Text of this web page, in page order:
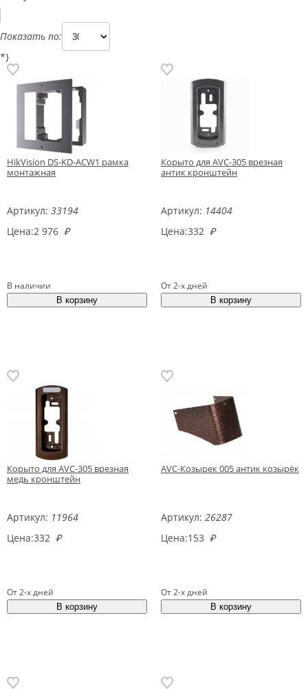
Показать по:
*}
HikVision DS-KD-ACW1 рамка
монтажная
Артикул: 33194
Цена:2 976 ₽
В наличии
Корыто для AVC-305 врезная
антик кронштейн
Артикул: 14404
Цена:332 ₽
От 2-х дней
Корыто для AVC-305 врезная
медь кронштейн
Артикул: 11964
Цена:332 ₽
От 2-х дней
AVC-Козырек 005 антик козырёк
Артикул: 26287
Цена:153 ₽
От 2-х дней